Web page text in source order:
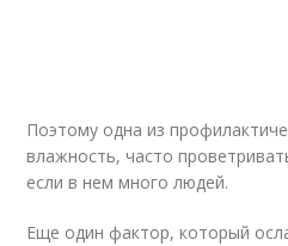
Поэтому одна из
влажность, часто
если в нем много людей.
Еще один фактор, который